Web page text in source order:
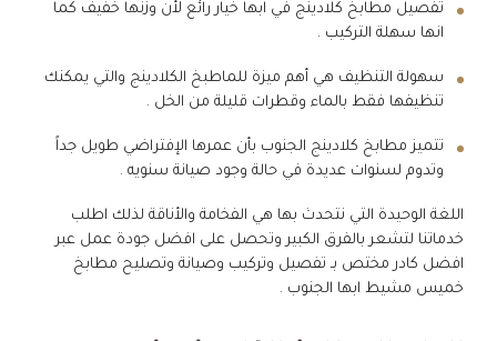
تفصيل مطابخ كلادينج في ابها خيار رائع لأن وزنها خفيف كما
انها سهلة التركيب .
سهولة التنظيف هي أهم ميزة للماطبخ الكلادينج والتي يمكنك
تنظيفها فقط بالماء وقطرات قليلة من الخل .
تتميز مطابخ كلادينج الجنوب بأن عمرها الإفتراضي طويل جداً
وتدوم لسنوات عديدة في حالة وجود صيانة سنويه .
اللغة الوحيدة التي نتحدث بها هي الفخامة والأناقة لذلك اطلب
خدماتنا لتشعر بالفرق الكبير وتحصل على افضل جودة عمل عبر
افضل كادر مختص بـ تفصيل وتركيب وصيانة وتصليح مطابخ
خميس مشيط ابها الجنوب .